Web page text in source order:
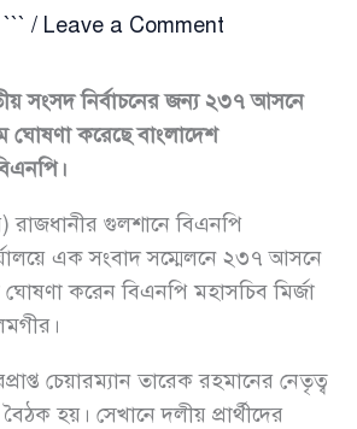
/ Leave a Comment
সংসদ নির্বাচনের জন্য ২৩৭ আসনে
ঘোষণা করেছে বাংলাদেশ
রাজধানীর গুলশানে বিএনপি
এক সংবাদ সম্মেলনে ২৩৭ আসনে
ঘোষণা করেন বিএনপি মহাসচিব মির্জা
চেয়ারম্যান তারেক রহমানের নেতৃত্ব
হয়। সেখানে দলীয় প্রার্থীদের